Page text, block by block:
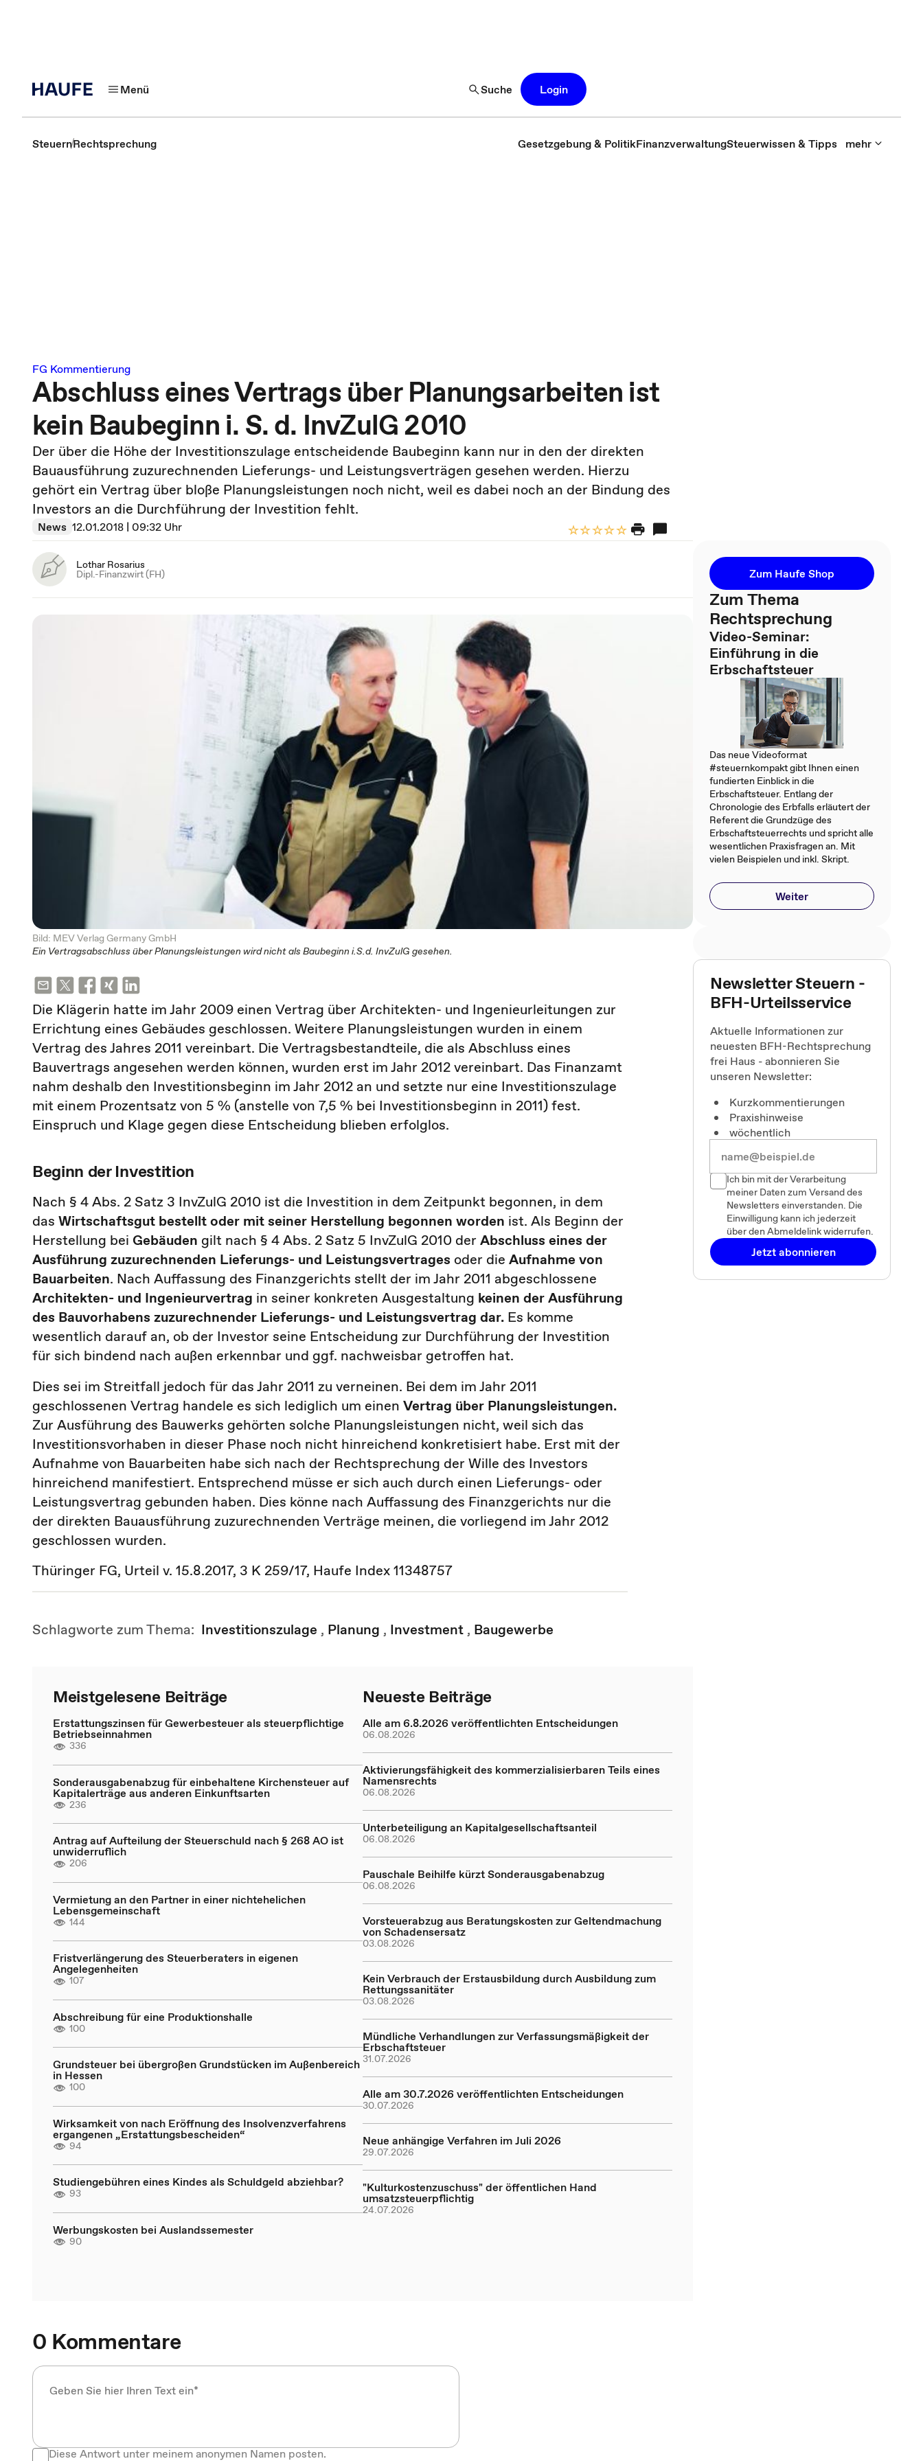
Menü Suche Login
SteuernRechtsprechung Gesetzgebung & PolitikFinanzverwaltungSteuerwissen & Tipps mehr
FG Kommentierung
Abschluss eines Vertrags über Planungsarbeiten ist
kein Baubeginn i. S. d. InvZulG 2010
Der über die Höhe der Investitionszulage entscheidende Baubeginn kann nur in den der direkten
Bauausführung zuzurechnenden Lieferungs- und Leistungsverträgen gesehen werden. Hierzu
gehört ein Vertrag über bloße Planungsleistungen noch nicht, weil es dabei noch an der Bindung des
Investors an die Durchführung der Investition fehlt.
News 12.01.2018 | 09:32 Uhr
Lothar Rosarius
Dipl.-Finanzwirt (FH)
Bild: MEV Verlag Germany GmbH
Ein Vertragsabschluss über Planungsleistungen wird nicht als Baubeginn i.S.d. InvZulG gesehen.
Die Klägerin hatte im Jahr 2009 einen Vertrag über Architekten- und Ingenieurleitungen zur
Errichtung eines Gebäudes geschlossen. Weitere Planungsleistungen wurden in einem
Vertrag des Jahres 2011 vereinbart. Die Vertragsbestandteile, die als Abschluss eines
Bauvertrags angesehen werden können, wurden erst im Jahr 2012 vereinbart. Das Finanzamt
nahm deshalb den Investitionsbeginn im Jahr 2012 an und setzte nur eine Investitionszulage
mit einem Prozentsatz von 5 % (anstelle von 7,5 % bei Investitionsbeginn in 2011) fest.
Einspruch und Klage gegen diese Entscheidung blieben erfolglos.
Beginn der Investition
Nach § 4 Abs. 2 Satz 3 InvZulG 2010 ist die Investition in dem Zeitpunkt begonnen, in dem
das Wirtschaftsgut bestellt oder mit seiner Herstellung begonnen worden ist. Als Beginn der
Herstellung bei Gebäuden gilt nach § 4 Abs. 2 Satz 5 InvZulG 2010 der Abschluss eines der
Ausführung zuzurechnenden Lieferungs- und Leistungsvertrages oder die Aufnahme von
Bauarbeiten. Nach Auffassung des Finanzgerichts stellt der im Jahr 2011 abgeschlossene
Architekten- und Ingenieurvertrag in seiner konkreten Ausgestaltung keinen der Ausführung
des Bauvorhabens zuzurechnender Lieferungs- und Leistungsvertrag dar. Es komme
wesentlich darauf an, ob der Investor seine Entscheidung zur Durchführung der Investition
für sich bindend nach außen erkennbar und ggf. nachweisbar getroffen hat.
Dies sei im Streitfall jedoch für das Jahr 2011 zu verneinen. Bei dem im Jahr 2011
geschlossenen Vertrag handele es sich lediglich um einen Vertrag über Planungsleistungen.
Zur Ausführung des Bauwerks gehörten solche Planungsleistungen nicht, weil sich das
Investitionsvorhaben in dieser Phase noch nicht hinreichend konkretisiert habe. Erst mit der
Aufnahme von Bauarbeiten habe sich nach der Rechtsprechung der Wille des Investors
hinreichend manifestiert. Entsprechend müsse er sich auch durch einen Lieferungs- oder
Leistungsvertrag gebunden haben. Dies könne nach Auffassung des Finanzgerichts nur die
der direkten Bauausführung zuzurechnenden Verträge meinen, die vorliegend im Jahr 2012
geschlossen wurden.
Thüringer FG, Urteil v. 15.8.2017, 3 K 259/17, Haufe Index 11348757
Schlagworte zum Thema: Investitionszulage , Planung , Investment , Baugewerbe
Meistgelesene Beiträge
Erstattungszinsen für Gewerbesteuer als steuerpflichtige
Betriebseinnahmen
336
Sonderausgabenabzug für einbehaltene Kirchensteuer auf
Kapitalerträge aus anderen Einkunftsarten
236
Antrag auf Aufteilung der Steuerschuld nach § 268 AO ist
unwiderruflich
206
Vermietung an den Partner in einer nichtehelichen
Lebensgemeinschaft
144
Fristverlängerung des Steuerberaters in eigenen
Angelegenheiten
107
Abschreibung für eine Produktionshalle
100
Grundsteuer bei übergroßen Grundstücken im Außenbereich
in Hessen
100
Wirksamkeit von nach Eröffnung des Insolvenzverfahrens
ergangenen „Erstattungsbescheiden“
94
Studiengebühren eines Kindes als Schuldgeld abziehbar?
93
Werbungskosten bei Auslandssemester
90
Neueste Beiträge
Alle am 6.8.2026 veröffentlichten Entscheidungen
06.08.2026
Aktivierungsfähigkeit des kommerzialisierbaren Teils eines
Namensrechts
06.08.2026
Unterbeteiligung an Kapitalgesellschaftsanteil
06.08.2026
Pauschale Beihilfe kürzt Sonderausgabenabzug
06.08.2026
Vorsteuerabzug aus Beratungskosten zur Geltendmachung
von Schadensersatz
03.08.2026
Kein Verbrauch der Erstausbildung durch Ausbildung zum
Rettungssanitäter
03.08.2026
Mündliche Verhandlungen zur Verfassungsmäßigkeit der
Erbschaftsteuer
31.07.2026
Alle am 30.7.2026 veröffentlichten Entscheidungen
30.07.2026
Neue anhängige Verfahren im Juli 2026
29.07.2026
"Kulturkostenzuschuss" der öffentlichen Hand
umsatzsteuerpflichtig
24.07.2026
0 Kommentare
Diese Antwort unter meinem anonymen Namen posten.
Zum Haufe Shop
Zum Thema
Rechtsprechung
Video-Seminar:
Einführung in die
Erbschaftsteuer
Das neue Videoformat
#steuernkompakt gibt Ihnen einen
fundierten Einblick in die
Erbschaftsteuer. Entlang der
Chronologie des Erbfalls erläutert der
Referent die Grundzüge des
Erbschaftsteuerrechts und spricht alle
wesentlichen Praxisfragen an. Mit
vielen Beispielen und inkl. Skript.
Weiter
Newsletter Steuern -
BFH-Urteilsservice
Aktuelle Informationen zur
neuesten BFH-Rechtsprechung
frei Haus - abonnieren Sie
unseren Newsletter:
Kurzkommentierungen
Praxishinweise
wöchentlich
Ich bin mit der Verarbeitung
meiner Daten zum Versand des
Newsletters einverstanden. Die
Einwilligung kann ich jederzeit
über den Abmeldelink widerrufen.
Jetzt abonnieren